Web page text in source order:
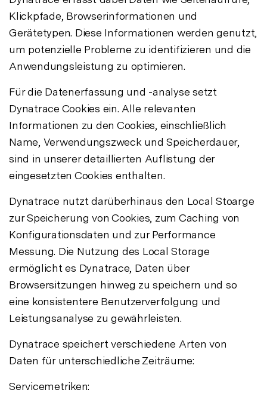
Klickpfade, Browserinformationen und
Gerätetypen. Diese Informationen werden genutzt,
um potenzielle Probleme zu identifizieren und die
Anwendungsleistung zu optimieren.
Für die Datenerfassung und -analyse setzt
Dynatrace Cookies ein. Alle relevanten
Informationen zu den Cookies, einschließlich
Name, Verwendungszweck und Speicherdauer,
sind in unserer detaillierten Auflistung der
eingesetzten Cookies enthalten.
Dynatrace nutzt darüberhinaus den Local Stoarge
zur Speicherung von Cookies, zum Caching von
Konfigurationsdaten und zur Performance
Messung. Die Nutzung des Local Storage
ermöglicht es Dynatrace, Daten über
Browsersitzungen hinweg zu speichern und so
eine konsistentere Benutzerverfolgung und
Leistungsanalyse zu gewährleisten.
Dynatrace speichert verschiedene Arten von
Daten für unterschiedliche Zeiträume:
Servicemetriken: